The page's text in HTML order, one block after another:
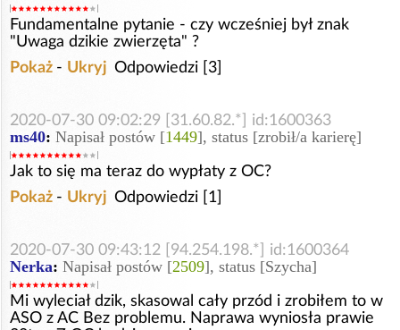
Fundamentalne pytanie - czy wcześniej był znak
"Uwaga dzikie zwierzęta" ?
Pokaż - Ukryj Odpowiedzi [3]
2020-07-30 09:02:29 [31.60.82.*] id:1600363
ms40: Napisał postów [1449], status [zrobił/a karierę]
Jak to się ma teraz do wypłaty z OC?
Pokaż - Ukryj Odpowiedzi [1]
2020-07-30 09:43:12 [94.254.198.*] id:1600364
Nerka: Napisał postów [2509], status [Szycha]
Mi wyleciał dzik, skasowal cały przód i zrobiłem to w
ASO z AC Bez problemu. Naprawa wyniosła prawie